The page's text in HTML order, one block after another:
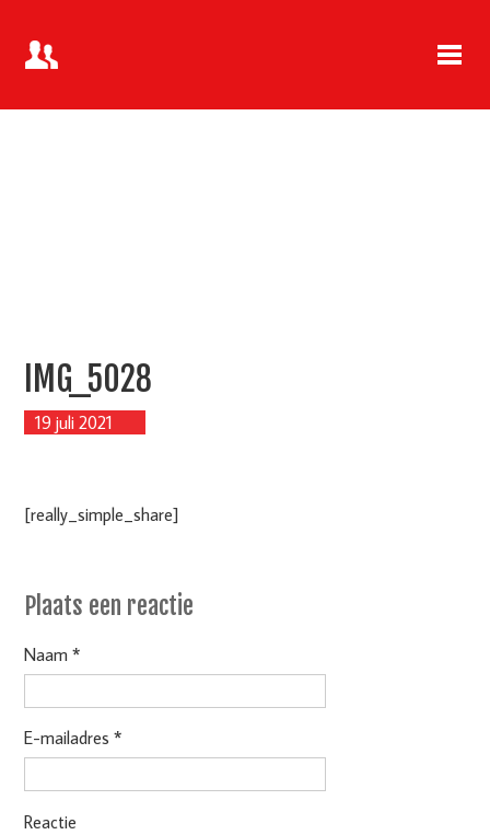
IMG_5028
19 juli 2021
[really_simple_share]
Plaats een reactie
Naam *
E-mailadres *
Reactie